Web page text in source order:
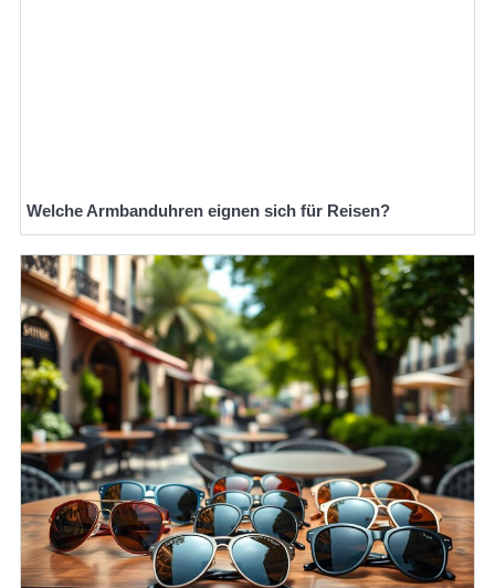
Welche Armbanduhren eignen sich für Reisen?